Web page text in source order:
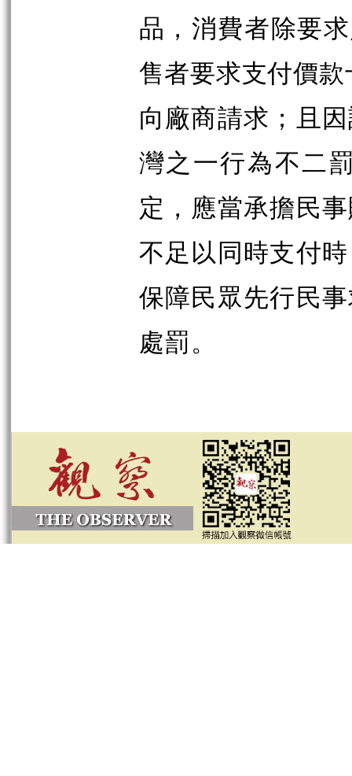
品，消費者除要
售者要求支付價
向廠商請求；且
灣之一行為不二
定，應當承擔民
不足以同時支付
保障民眾先行民
處罰。